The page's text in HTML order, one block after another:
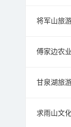
将军山旅
傅家边农
甘泉湖旅